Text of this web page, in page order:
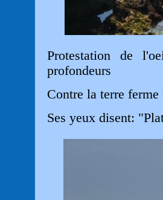
Protestation de
profondeurs
Contre la terre
Ses yeux disent: